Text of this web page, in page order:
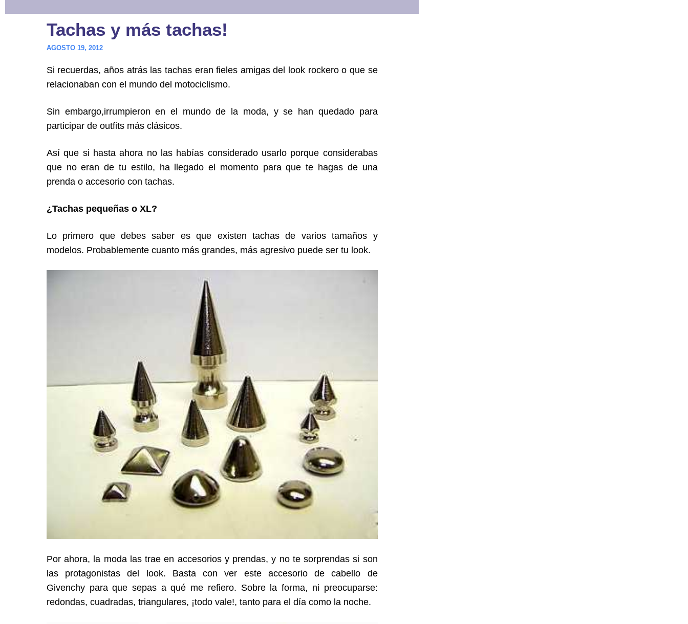
Tachas y más tachas!
AGOSTO 19, 2012
Si recuerdas, años atrás las tachas eran fieles amigas del look rockero o que se
relacionaban con el mundo del motociclismo.
Sin embargo,irrumpieron en el mundo de la moda, y se han quedado para
participar de outfits más clásicos.
Así que si hasta ahora no las habías considerado usarlo porque considerabas
que no eran de tu estilo, ha llegado el momento para que te hagas de una
prenda o accesorio con tachas.
¿Tachas pequeñas o XL?
Lo primero que debes saber es que existen tachas de varios tamaños y
modelos. Probablemente cuanto más grandes, más agresivo puede ser tu look.
Por ahora, la moda las trae en accesorios y prendas, y no te sorprendas si son
las protagonistas del look. Basta con ver este accesorio de cabello de
Givenchy para que sepas a qué me refiero. Sobre la forma, ni preocuparse:
redondas, cuadradas, triangulares, ¡todo vale!, tanto para el día como la noche.